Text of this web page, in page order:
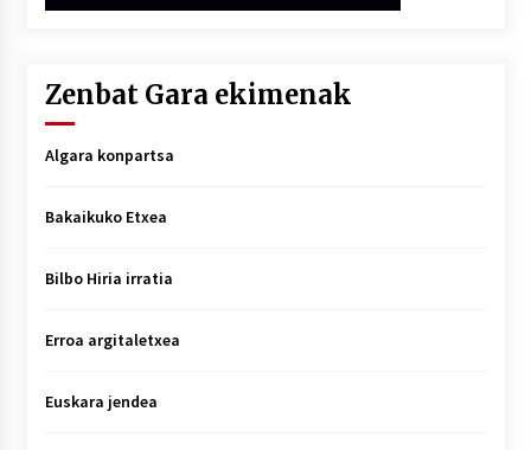
Zenbat Gara ekimenak
Algara konpartsa
Bakaikuko Etxea
Bilbo Hiria irratia
Erroa argitaletxea
Euskara jendea